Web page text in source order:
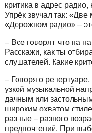
критика в адрес
Упрёк звучал так:
«Дорожном радио» –
– Все говорят, что на
Расскажи, как ты
слушателей. Какие
– Говоря о репертуаре,
узкой музыкальной
дачным или
широким охватом
разные – разного
предпочтений. При